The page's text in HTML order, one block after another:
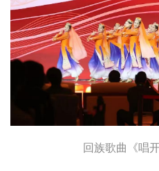
回族歌曲《唱